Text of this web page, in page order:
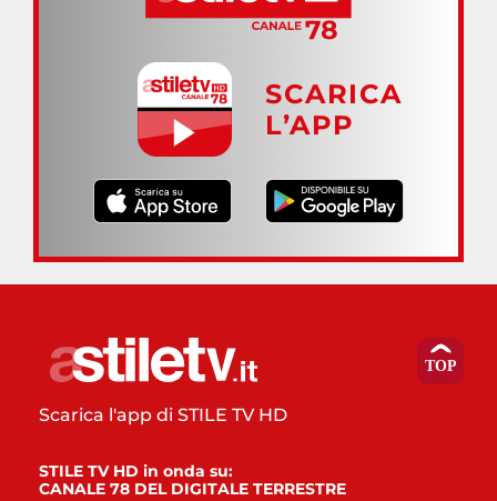
SCARICA
L’APP
Scarica l'app di STILE TV HD
STILE TV HD in onda su:
CANALE 78 DEL DIGITALE TERRESTRE